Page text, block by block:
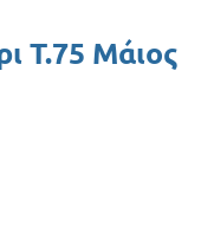
Τ.75 Μάιος